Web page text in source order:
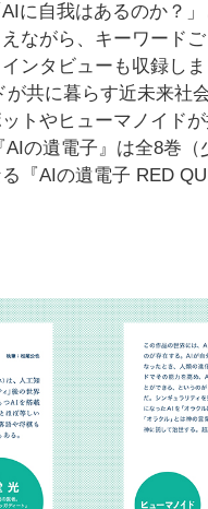
に自我はあるのか？
ながら、キーワード
ンタビューも収録し
共に暮らす近未来社
トやヒューマノイド
の遺電子』は全8巻（
『AIの遺電子 RED